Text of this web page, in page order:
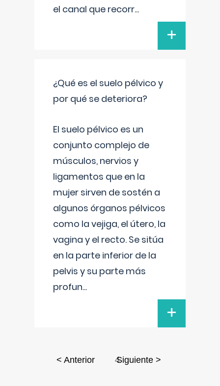
el canal que recorr...
+
¿Qué es el suelo pélvico y
por qué se deteriora?
El suelo pélvico es un
conjunto complejo de
músculos, nervios y
ligamentos que en la
mujer sirven de sostén a
algunos órganos pélvicos
como la vejiga, el útero, la
vagina y el recto. Se sitúa
en la parte inferior de la
pelvis y su parte más
profun...
+
< Anterior 4
Siguiente >